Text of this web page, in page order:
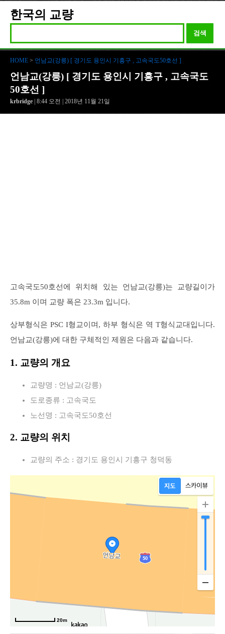
한국의 교량
검색
HOME > 언남교(강릉) [ 경기도 용인시 기흥구 , 고속국도50호선 ]
언남교(강릉) [ 경기도 용인시 기흥구 , 고속국도
50호선 ]
krbridge | 8:44 오전 | 2018년 11월 21일
고속국도50호선에 위치해 있는 언남교(강릉)는 교량길이가
35.8m 이며 교량 폭은 23.3m 입니다.
상부형식은 PSC I형교이며, 하부 형식은 역 T형식교대입니다.
언남교(강릉)에 대한 구체적인 제원은 다음과 같습니다.
1. 교량의 개요
교량명 : 언남교(강릉)
도로종류 : 고속국도
노선명 : 고속국도50호선
2. 교량의 위치
교량의 주소 : 경기도 용인시 기흥구 청덕동
20m